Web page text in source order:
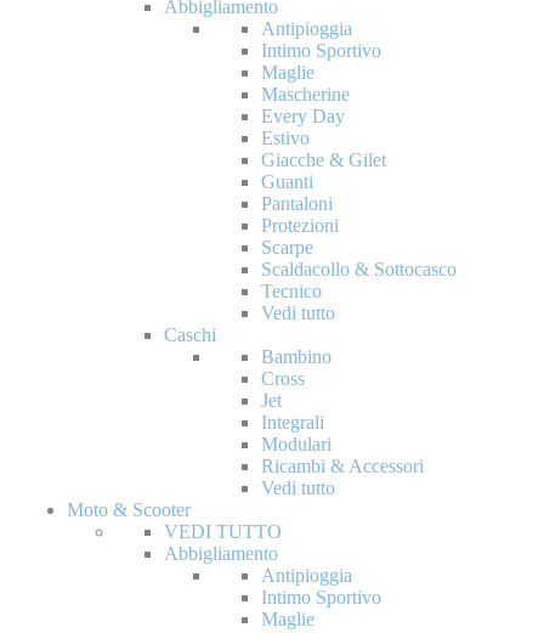
Abbigliamento
Antipioggia
Intimo Sportivo
Maglie
Mascherine
Every Day
Estivo
Giacche & Gilet
Guanti
Pantaloni
Protezioni
Scarpe
Scaldacollo & Sottocasco
Tecnico
Vedi tutto
Caschi
Bambino
Cross
Jet
Integrali
Modulari
Ricambi & Accessori
Vedi tutto
Moto & Scooter
VEDI TUTTO
Abbigliamento
Antipioggia
Intimo Sportivo
Maglie